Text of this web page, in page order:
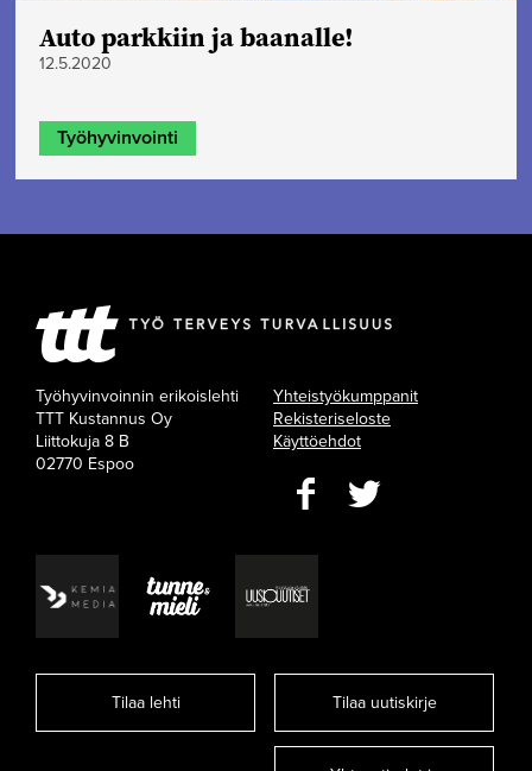
Auto parkkiin ja baanalle!
12.5.2020
Työhyvinvointi
Työhyvinvoinnin erikoislehti
TTT Kustannus Oy
Liittokuja 8 B
02770 Espoo
Yhteistyökumppanit
Rekisteriseloste
Käyttöehdot
Tilaa lehti Tilaa uutiskirje